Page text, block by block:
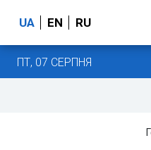
UA EN RU
ПТ, 07 СЕРПНЯ